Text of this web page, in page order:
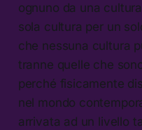
ognuno da una
sola cultura per un
che nessuna cultura
tranne quelle che
perché fisicamente
nel mondo
arrivata ad un livello